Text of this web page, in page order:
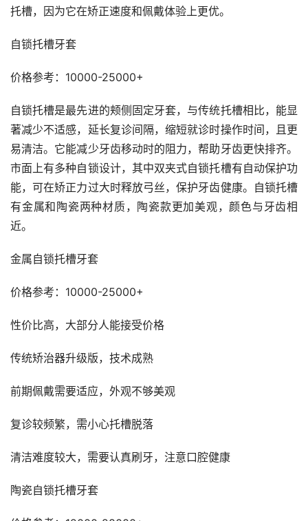
托槽，因为它在矫正速度和佩戴体验上更优。
自锁托槽牙套
价格参考：10000-25000+
自锁托槽是最先进的颊侧固定牙套，与传统托槽相比，能显
著减少不适感，延长复诊间隔，缩短就诊时操作时间，且更
易清洁。它能减少牙齿移动时的阻力，帮助牙齿更快排齐。
市面上有多种自锁设计，其中双夹式自锁托槽有自动保护功
能，可在矫正力过大时释放弓丝，保护牙齿健康。自锁托槽
有金属和陶瓷两种材质，陶瓷款更加美观，颜色与牙齿相
近。
金属自锁托槽牙套
价格参考：10000-25000+
性价比高，大部分人能接受价格
传统矫治器升级版，技术成熟
前期佩戴需要适应，外观不够美观
复诊较频繁，需小心托槽脱落
清洁难度较大，需要认真刷牙，注意口腔健康
陶瓷自锁托槽牙套